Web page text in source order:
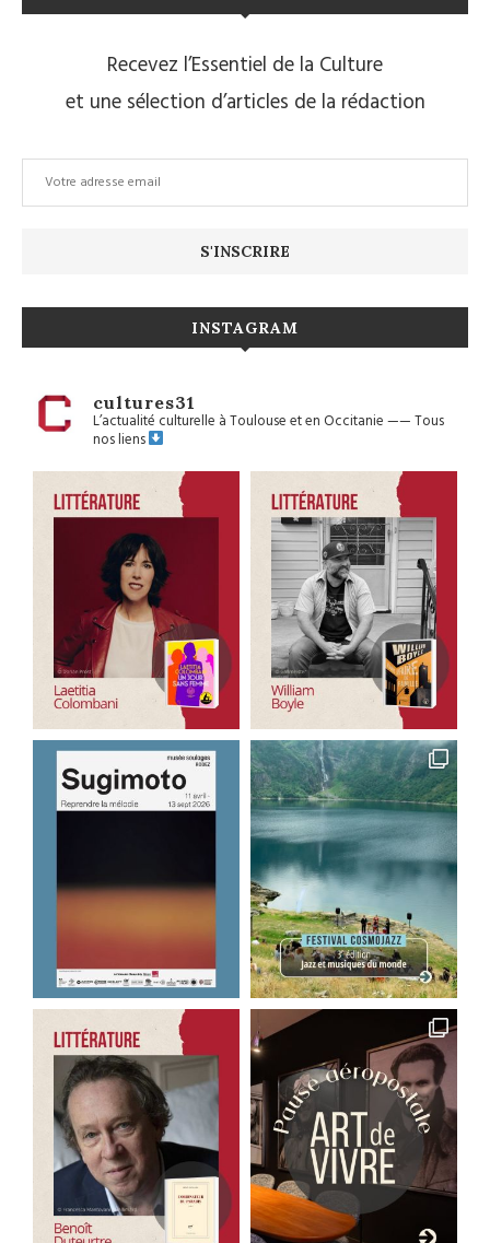
Recevez l’Essentiel de la Culture
et une sélection d’articles de la rédaction
INSTAGRAM
cultures31
L’actualité culturelle à Toulouse et en Occitanie——Tous
nos liens